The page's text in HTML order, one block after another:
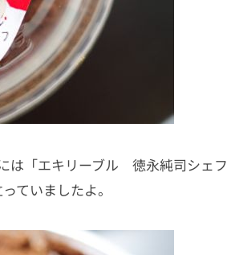
は「エキリーブル 徳永純司シェフ
ていましたよ。